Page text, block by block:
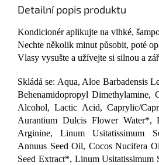
Detailní popis produktu
Kondicionér aplikujte na vlhké,
Nechte několik minut působit, poté
Vlasy vysušte a užívejte si silnou a
Skládá se: Aqua, Aloe Barbadensis
Behenamidopropyl Dimethylamine,
Alcohol, Lactic Acid, Caprylic/
Aurantium Dulcis Flower Water*,
Arginine, Linum Usitatissimum
Annuus Seed Oil, Cocos Nucifera
Seed Extract*, Linum Usitatissimum